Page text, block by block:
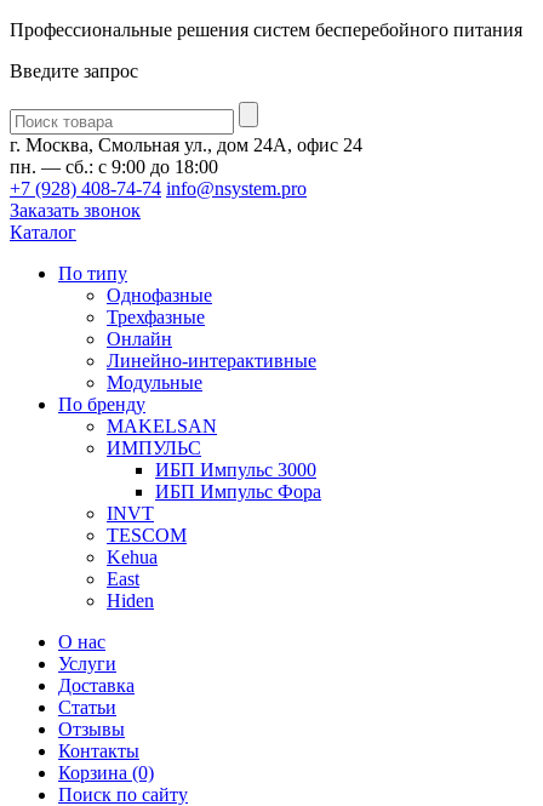
Профессиональные решения систем бесперебойного питания
Введите запрос
Введите
запрос
г. Москва, Смольная ул., дом 24А, офис 24
пн. — сб.: с 9:00 до 18:00
+7 (928) 408-74-74 info@nsystem.pro
Заказать звонок
Каталог
По типу
Однофазные
Трехфазные
Онлайн
Линейно-интерактивные
Модульные
По бренду
MAKELSAN
ИМПУЛЬС
ИБП Импульс 3000
ИБП Импульс Фора
INVT
TESCOM
Kehua
East
Hiden
О нас
Услуги
Доставка
Статьи
Отзывы
Контакты
Корзина (0)
Поиск по сайту